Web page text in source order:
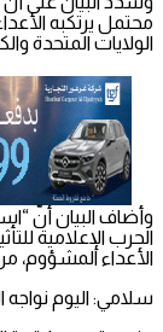
محتمل يرتكبه
الولايات المتحدة
وأضاف البيان أنّ
الحرب الإعلامية
الأعداء المشؤوم،
سلامي: اليوم نواجه